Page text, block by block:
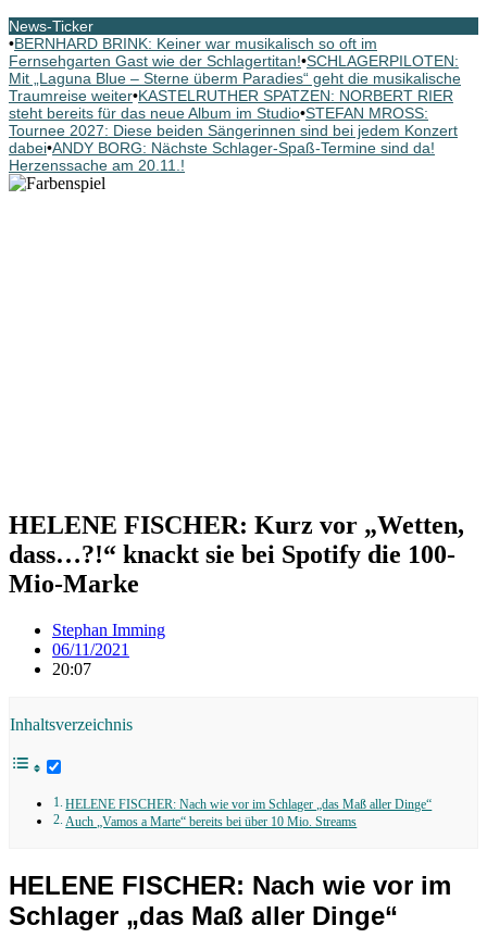
News-Ticker
•BERNHARD BRINK: Keiner war musikalisch so oft im
Fernsehgarten Gast wie der Schlagertitan!•SCHLAGERPILOTEN:
Mit „Laguna Blue – Sterne überm Paradies“ geht die musikalische
Traumreise weiter•KASTELRUTHER SPATZEN: NORBERT RIER
steht bereits für das neue Album im Studio•STEFAN MROSS:
Tournee 2027: Diese beiden Sängerinnen sind bei jedem Konzert
dabei•ANDY BORG: Nächste Schlager-Spaß-Termine sind da!
Herzenssache am 20.11.!
HELENE FISCHER: Kurz vor „Wetten,
dass…?!“ knackt sie bei Spotify die 100-
Mio-Marke
Stephan Imming
06/11/2021
20:07
Inhaltsverzeichnis
HELENE FISCHER: Nach wie vor im Schlager „das Maß aller Dinge“
Auch „Vamos a Marte“ bereits bei über 10 Mio. Streams
HELENE FISCHER: Nach wie vor im
Schlager „das Maß aller Dinge“